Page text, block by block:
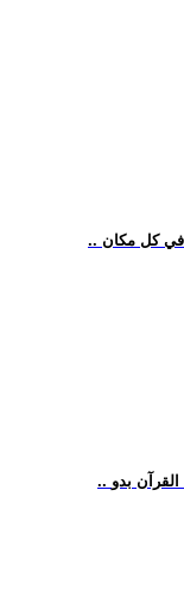
في كل مكان
بدو